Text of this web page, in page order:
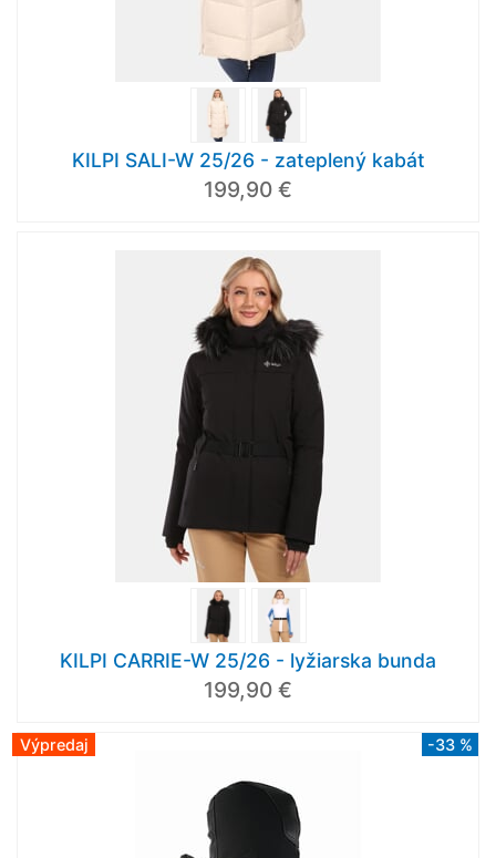
KILPI SALI-W 25/26 - zateplený kabát
199,90 €
KILPI CARRIE-W 25/26 - lyžiarska bunda
199,90 €
Výpredaj -33 %